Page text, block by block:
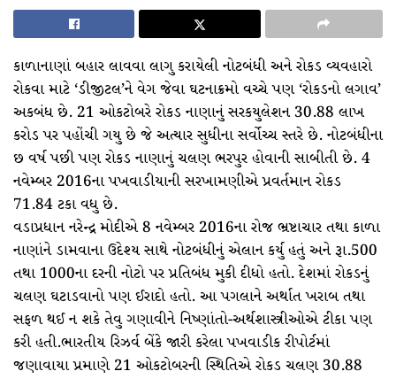
કાળાનાણાં બહાર લાવવા લાગુ કરાયેલી નોટબંધી અને રોકડ વ્યવહારો
રોકવા માટે ‘ડીજીટલ’ને વેગ જેવા ઘટનાક્રમો વચ્ચે પણ ‘રોકડનો લગાવ’
અકબંધ છે. 21 ઓકટોબરે રોકડ નાણાનું સરકયુલેશન 30.88 લાખ
કરોડ પર પહોંચી ગયુ છે જે અત્યાર સુધીના સર્વોચ્ચ સ્તરે છે. નોટબંધીના
છ વર્ષ પછી પણ રોકડ નાણાનું ચલણ ભરપુર હોવાની સાબીતી છે. 4
નવેમ્બર 2016ના પખવાડીયાની સરખામણીએ પ્રવર્તમાન રોકડ
71.84 ટકા વધુ છે.
વડાપ્રધાન નરેન્દ્ર મોદીએ 8 નવેમ્બર 2016ના રોજ ભ્રષ્ટાચાર તથા કાળા
નાણાંને ડામવાના ઉદેશ્ય સાથે નોટબંધીનું એલાન કર્યુ હતું અને રૂા.500
તથા 1000ના દરની નોટો પર પ્રતિબંધ મુકી દીધો હતો. દેશમાં રોકડનું
ચલણ ઘટાડવાનો પણ ઈરાદો હતો. આ પગલાને અર્થાત ખરાબ તથા
સફળ થઈ ન શકે તેવુ ગણાવીને નિષ્ણાંતો-અર્થશાસ્ત્રીઓએ ટીકા પણ
કરી હતી.ભારતીય રિઝર્વ બેંકે જારી કરેલા પખવાડીક રીપોર્ટમાં
જણાવાયા પ્રમાણે 21 ઓકટોબરની સ્થિતિએ રોકડ ચલણ 30.88